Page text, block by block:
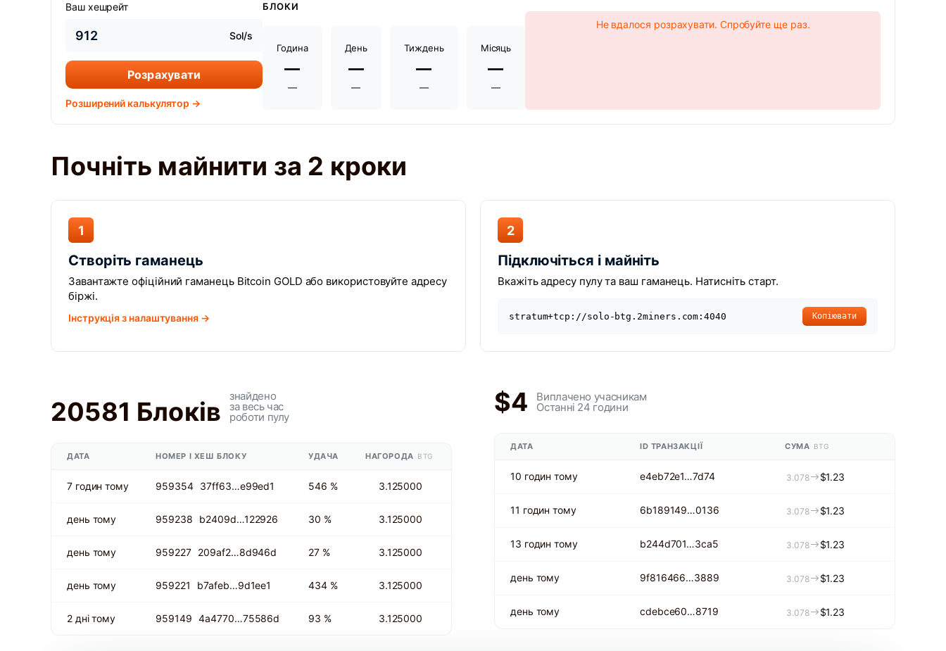
Ваш хешрейт
Sol/s
Розрахувати
Розширений калькулятор →
БЛОКИ
Година
—
—
День
—
—
Тиждень
—
—
Місяць
—
—
Не вдалося розрахувати. Спробуйте ще раз.
Почніть майнити за 2 кроки
1
Створіть гаманець
Завантажте офіційний гаманець Bitcoin GOLD або використовуйте адресу
біржі.
Інструкція з налаштування →
2
Підключіться і майніть
Вкажіть адресу пулу та ваш гаманець. Натисніть старт.
stratum+tcp://solo-btg.2miners.com:4040 Копіювати
20581 Блоків
знайдено
за весь час
роботи пулу
ДАТА НОМЕР І ХЕШ БЛОКУ УДАЧА НАГОРОДА BTG
7 годин тому 959354 37ff63…e99ed1 546 % 3.125000
день тому 959238 b2409d…122926 30 % 3.125000
день тому 959227 209af2…8d946d 27 % 3.125000
день тому 959221 b7afeb…9d1ee1 434 % 3.125000
2 дні тому 959149 4a4770…75586d 93 % 3.125000
$4 Виплачено учасникам
Останні 24 години
ДАТА ID ТРАНЗАКЦІЇ СУМА BTG
10 годин тому e4eb72e1…7d74 3.078 $1.23
11 годин тому 6b189149…0136 3.078 $1.23
13 годин тому b244d701…3ca5 3.078 $1.23
день тому 9f816466…3889 3.078 $1.23
день тому cdebce60…8719 3.078 $1.23